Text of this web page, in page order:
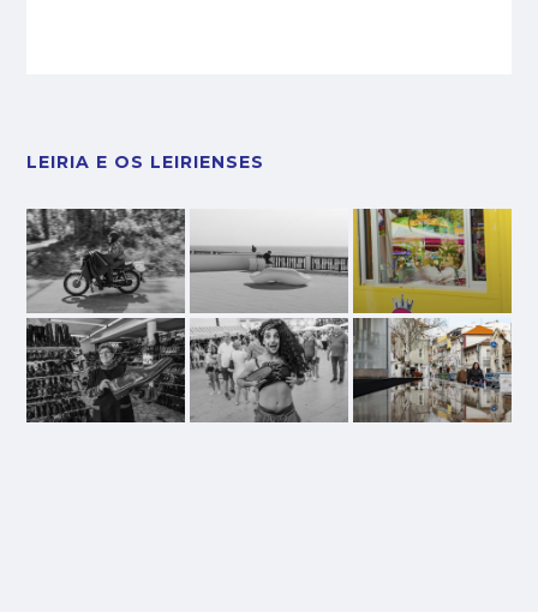
LEIRIA E OS LEIRIENSES